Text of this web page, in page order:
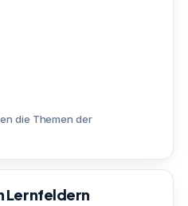
die Themen der
Lernfeldern